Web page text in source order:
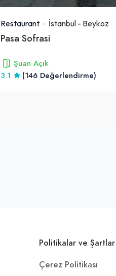
Restaurant İstanbul - Beykoz
Pasa Sofrasi
Şuan Açık
3.1
(146 Değerlendirme)
Politikalar ve Şartlar
Çerez Politikası